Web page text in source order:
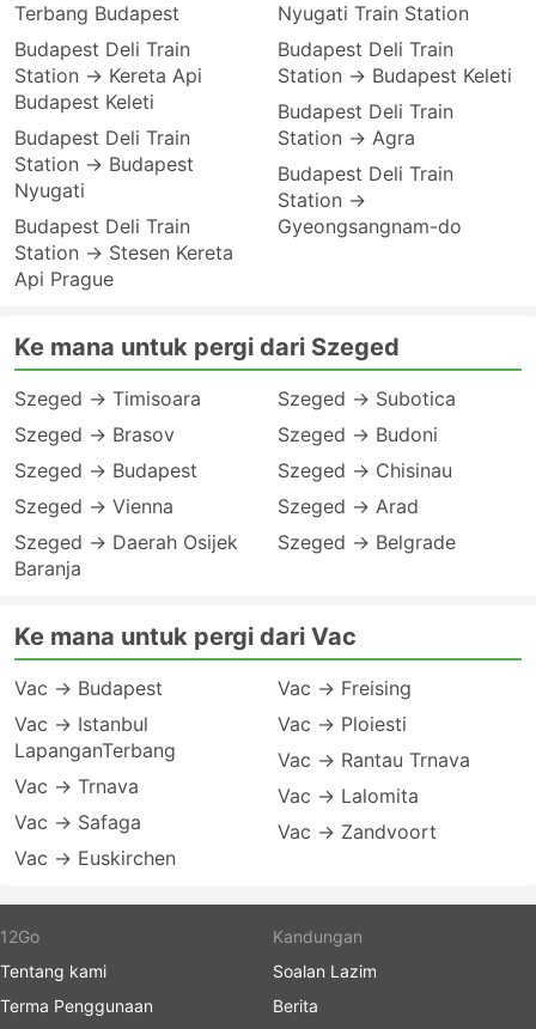
Terbang Budapest
Budapest Deli Train
Station → Kereta Api
Budapest Keleti
Budapest Deli Train
Station → Budapest
Nyugati
Budapest Deli Train
Station → Stesen Kereta
Api Prague
Nyugati Train Station
Budapest Deli Train
Station → Budapest Keleti
Budapest Deli Train
Station → Agra
Budapest Deli Train
Station →
Gyeongsangnam-do
Ke mana untuk pergi dari Szeged
Szeged → Timisoara
Szeged → Brasov
Szeged → Budapest
Szeged → Vienna
Szeged → Daerah Osijek
Baranja
Szeged → Subotica
Szeged → Budoni
Szeged → Chisinau
Szeged → Arad
Szeged → Belgrade
Ke mana untuk pergi dari Vac
Vac → Budapest
Vac → Istanbul
LapanganTerbang
Vac → Trnava
Vac → Safaga
Vac → Euskirchen
Vac → Freising
Vac → Ploiesti
Vac → Rantau Trnava
Vac → Lalomita
Vac → Zandvoort
12Go
Tentang kami
Terma Penggunaan
Kandungan
Soalan Lazim
Berita